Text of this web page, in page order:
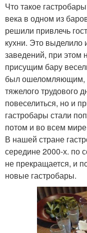
Что такое
века в одном из
решили привлечь
кухни. Это выделило
заведений, при этом
присущим бару
был ошеломляющим,
тяжелого трудового
повеселиться, но и
гастробары стали
потом и во всем
В нашей стране
середине 2000-х. по
не прекращается, и
новые гастробары.